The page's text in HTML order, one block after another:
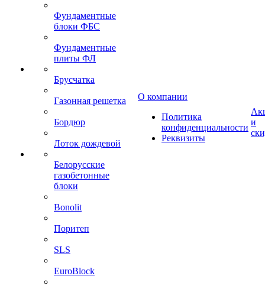
Фундаментные
блоки ФБС
Фундаментные
плиты ФЛ
Брусчатка
Газонная решетка
Бордюр
Лоток дождевой
Белорусские
газобетонные
блоки
Bonolit
Поритеп
SLS
EuroBlock
О компании
Политика
конфиденциальности
Реквизиты
и